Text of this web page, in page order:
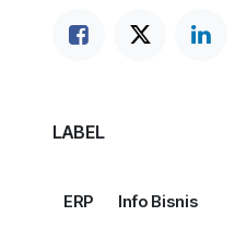
LABEL
ERP Info Bisnis